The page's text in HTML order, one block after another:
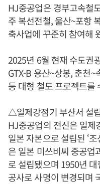
HJ중공업은 경부고속철
주 복선전철, 울산~포항
축사업에 꾸준히 참여해
2025년 6월 현재 수도권
GTX-B 용산~상봉, 춘천
등 대형 철도 프로젝트를
△일제강점기 부산서 설
HJ중공업의 전신은 일제
일본 자본으로 설립된 ‘
은 일본 미쓰비씨 중공업
로 설립됐으며 1950년
공사로 사명이 변경되며